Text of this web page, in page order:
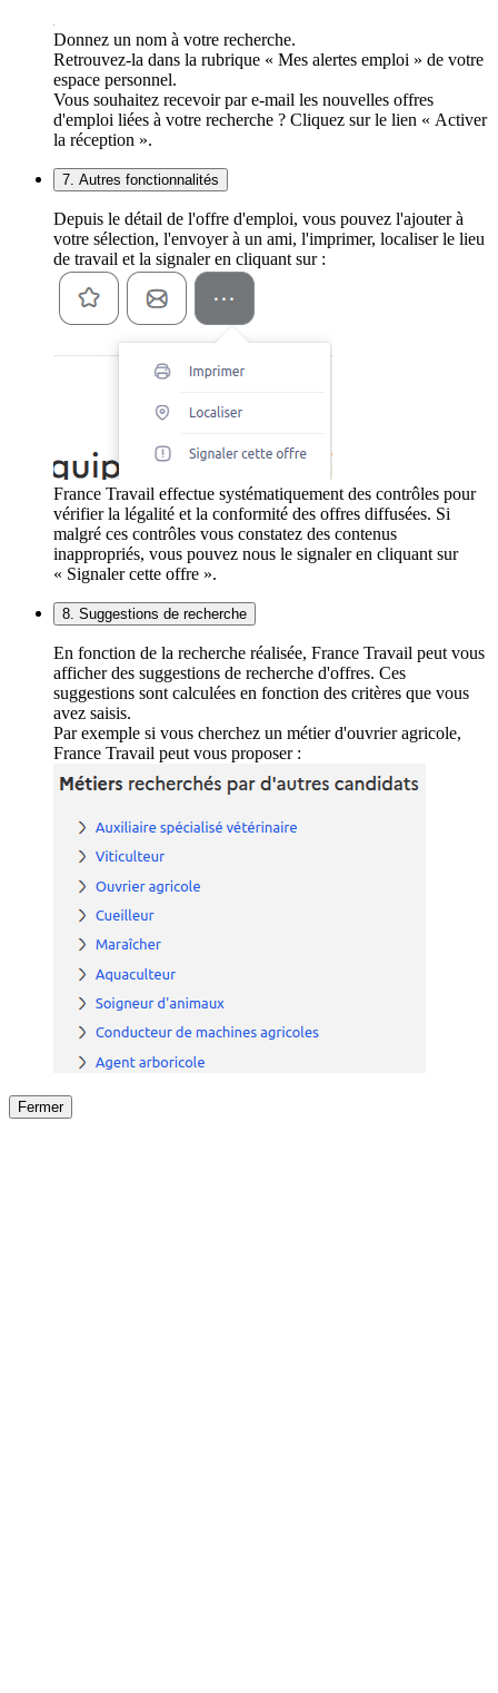
Donnez un nom à votre recherche.
Retrouvez-la dans la rubrique « Mes alertes emploi » de votre
espace personnel.
Vous souhaitez recevoir par e-mail les nouvelles offres
d'emploi liées à votre recherche ? Cliquez sur le lien « Activer
la réception ».
7. Autres fonctionnalités
Depuis le détail de l'offre d'emploi, vous pouvez l'ajouter à
votre sélection, l'envoyer à un ami, l'imprimer, localiser le lieu
de travail et la signaler en cliquant sur :
France Travail effectue systématiquement des contrôles pour
vérifier la légalité et la conformité des offres diffusées. Si
malgré ces contrôles vous constatez des contenus
inappropriés, vous pouvez nous le signaler en cliquant sur
« Signaler cette offre ».
8. Suggestions de recherche
En fonction de la recherche réalisée, France Travail peut vous
afficher des suggestions de recherche d'offres. Ces
suggestions sont calculées en fonction des critères que vous
avez saisis.
Par exemple si vous cherchez un métier d'ouvrier agricole,
France Travail peut vous proposer :
Fermer